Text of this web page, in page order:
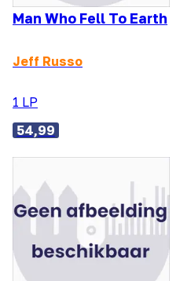
Man Who Fell To Earth
Jeff Russo
1 LP
54,99